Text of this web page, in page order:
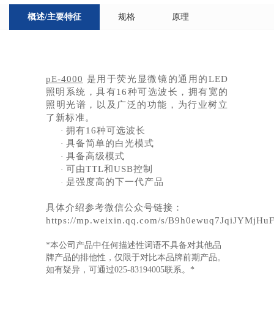
概述/主要特征 规格 原理
pE-4000 是用于荧光显微镜的通用的LED
照明系统，具有16种可选波长，拥有宽的
照明光谱，以及广泛的功能，为行业树立
了新标准。
· 拥有16种可选波长
· 具备简单的白光模式
· 具备高级模式
· 可由TTL和USB控制
· 是强度高的下一代产品
具体介绍参考微信公众号链接：
https://mp.weixin.qq.com/s/
*本公司产品中任何描述性词语不具备对其他品
牌产品的排他性，仅限于对比本品牌前期产品。
如有疑异，可通过025-83194005联系。*